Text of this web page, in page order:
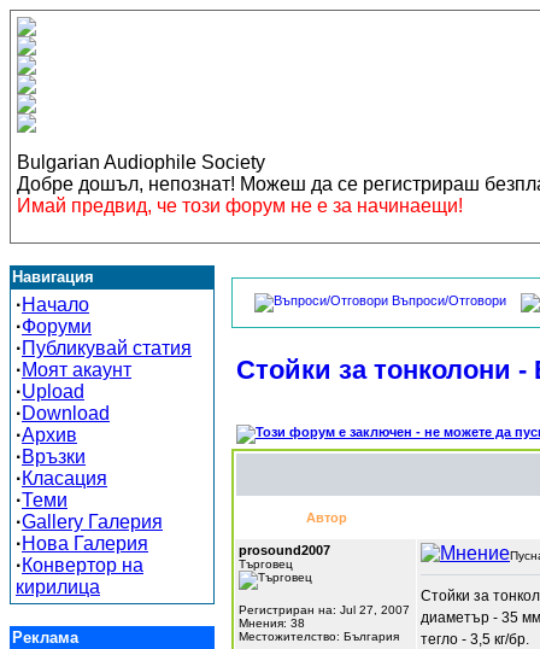
Bulgarian Audiophile Society
Добре дошъл, непознат! Можеш да се регистрираш
Имай предвид, че този форум не е за начинаещи!
Навигация
·Начало
·Форуми
·Публикувай статия
·Моят акаунт
·Upload
·Download
·Архив
·Връзки
·Класация
·Теми
·Gallery Галерия
·Нова Галерия
·Конвертор на
кирилица
Реклама
Въпроси/Отговори
Стойки за тонколони -
Автор
prosound2007
Търговец
Регистриран на: Jul 27, 2007
Мнения: 38
Местожителство: България
Стойки за
диаметър - 35
тегло - 3,5 кг/бр.